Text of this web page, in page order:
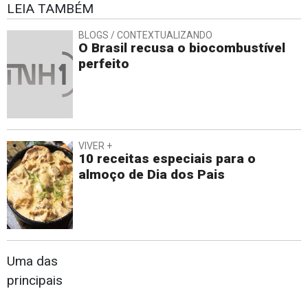
LEIA TAMBÉM
BLOGS / CONTEXTUALIZANDO
O Brasil recusa o biocombustível
perfeito
VIVER +
10 receitas especiais para o
almoço de Dia dos Pais
Uma das
principais